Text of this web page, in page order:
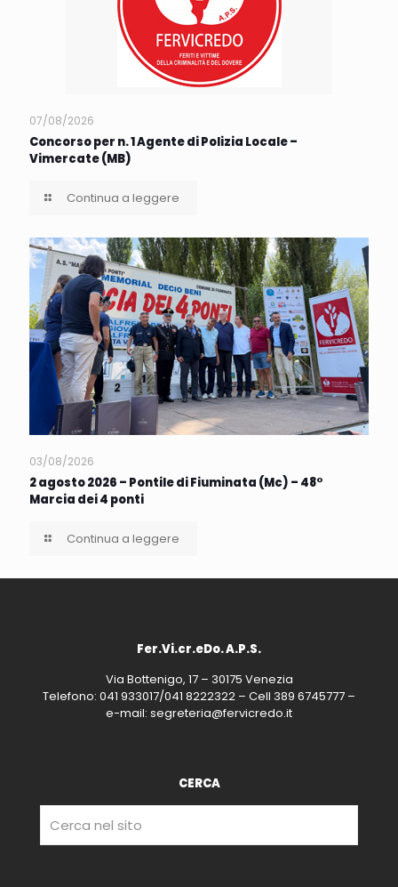
07/08/2026
Concorso per n. 1 Agente di Polizia Locale –
Vimercate (MB)
Continua a leggere
03/08/2026
2 agosto 2026 – Pontile di Fiuminata (Mc) – 48°
Marcia dei 4 ponti
Continua a leggere
Fer.Vi.cr.eDo. A.P.S.
Via Bottenigo, 17 – 30175 Venezia
Telefono: 041 933017/041 8222322 – Cell 389 6745777 –
e-mail: segreteria@fervicredo.it
CERCA